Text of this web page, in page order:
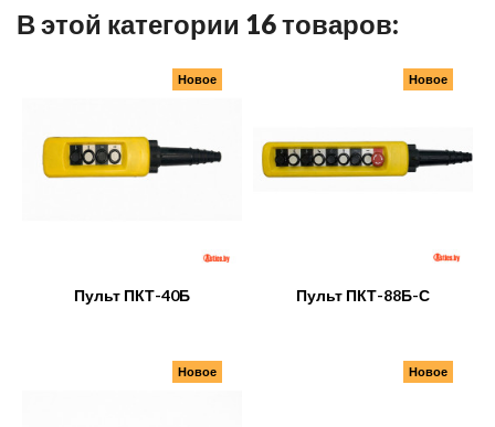
В этой категории 16 товаров:
Пульт ПКТ-40Б
Новое
Пульт ПКТ-88Б-С
Новое
Новое Новое